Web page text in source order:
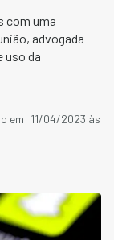
com uma
advogada
uso da
em: 11/04/2023 às